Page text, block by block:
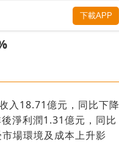
入18.71億元，同比下降
淨利潤1.31億元，同比
場環境及成本上升影
下載APP